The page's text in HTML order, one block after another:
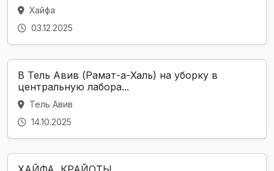
Хайфа
03.12.2025
В Тель Авив (Рамат-а-Халь) на уборку в
центральную лабора...
Тель Авив
14.10.2025